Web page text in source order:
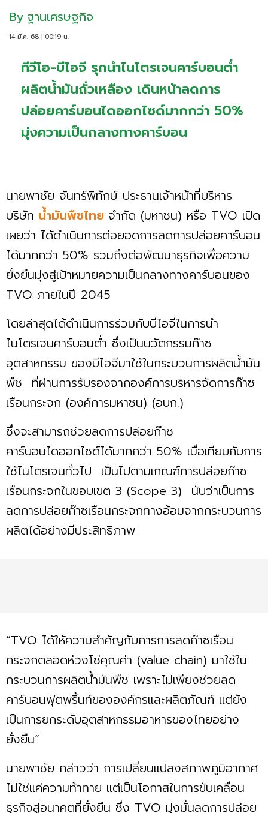
By ฐานเศรษฐกิจ
14 มี.ค. 68 | 00:19 น.
ทีวีโอ-บีไอจี รุกนำไนโตรเจนคาร์บอนต่ำ
ผลิตน้ำมันถั่วเหลือง เดินหน้าลดการ
ปล่อยคาร์บอนไดออกไซด์มากกว่า 50%
มุ่งความเป็นกลางทางคาร์บอน
นายพาชัย จันทร์พิทักษ์ ประธานเจ้าหน้าที่บริหาร
บริษัท น้ำมันพืชไทย จำกัด (มหาชน) หรือ TVO เปิด
เผยว่า ได้ดำเนินการต่อยอดการลดการปล่อยคาร์บอน
ได้มากกว่า 50% รวมถึงต่อพัฒนาธุรกิจเพื่อความ
ยั่งยืนมุ่งสู่เป้าหมายความเป็นกลางทางคาร์บอนของ
TVO ภายในปี 2045
โดยล่าสุดได้ดำเนินการร่วมกับบีไอจีในการนำ
ไนโตรเจนคาร์บอนต่ำ ซึ่งเป็นนวัตกรรมก๊าซ
อุตสาหกรรม ของบีไอจีมาใช้ในกระบวนการผลิตน้ำมัน
พืช ที่ผ่านการรับรองจากองค์การบริหารจัดการก๊าซ
เรือนกระจก (องค์การมหาชน) (อบก.)
ซึ่งจะสามารถช่วยลดการปล่อยก๊าซ
คาร์บอนไดออกไซด์ได้มากกว่า 50% เมื่อเทียบกับการ
ใช้ไนโตรเจนทั่วไป เป็นไปตามเกณฑ์การปล่อยก๊าซ
เรือนกระจกในขอบเขต 3 (Scope 3) นับว่าเป็นการ
ลดการปล่อยก๊าซเรือนกระจกทางอ้อมจากกระบวนการ
ผลิตได้อย่างมีประสิทธิภาพ
“TVO ได้ให้ความสำคัญกับการการลดก๊าซเรือน
กระจกตลอดห่วงโซ่คุณค่า (value chain) มาใช้ใน
กระบวนการผลิตน้ำมันพืช เพราะไม่เพียงช่วยลด
คาร์บอนฟุตพริ้นท์ขององค์กรและผลิตภัณฑ์ แต่ยัง
เป็นการยกระดับอุตสาหกรรมอาหารของไทยอย่าง
ยั่งยืน”
นายพาชัย กล่าวว่า การเปลี่ยนแปลงสภาพภูมิอากาศ
ไม่ใช่แค่ความท้าทาย แต่เป็นโอกาสในการขับเคลื่อน
ธุรกิจสู่อนาคตที่ยั่งยืน ซึ่ง TVO มุ่งมั่นลดการปล่อย